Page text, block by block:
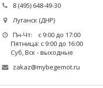
8 (495) 648-49-30
Луганск (ДНР)
Пн-Чт: с 9:00 до 17:00
Пятница: с 9:00 до 16:00
Суб, Вск - выходные
zakaz@mybegemot.ru